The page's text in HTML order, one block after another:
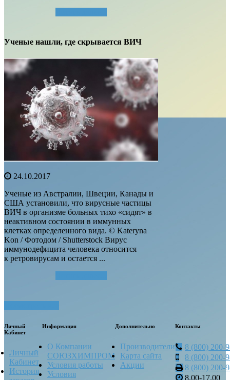
Ученые нашли, где скрывается ВИЧ
24.10.2017
Ученые из Австралии, Швеции, Канады и
США установили, что вирусные частицы
ВИЧ в организме больных тихо «сидят» в
неактивном состоянии в иммунных
клетках определенного вида. © Kateryna
Kon / Фотодом / Shutterstock Вирус
иммунодефицита человека относится
к ретровирусам и остается ...
Личный
Кабинет
Личный
Кабинет
История
Информация
О Компании
СОЮЗХИМПРОМ
Условия работы
Условия
Дополнительно
Производители
Карта сайта
Акции
Контакты
8 (800) 200-
8 (800) 200-
8 (800) 200-
8.00-17.00